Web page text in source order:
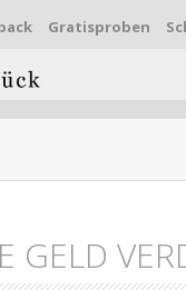
Gratisproben
GELD